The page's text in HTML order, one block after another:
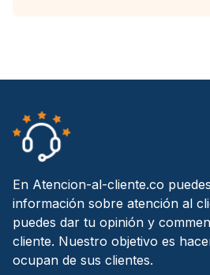
En Atencion-al-cliente.co
información sobre atención al
puedes dar tu opinión y
cliente. Nuestro objetivo es
ocupan de sus clientes.